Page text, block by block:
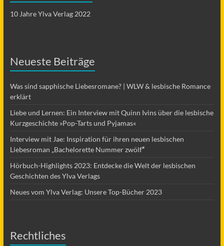
10 Jahre Ylva Verlag 2022
Neueste Beiträge
Was sind sapphische Liebesromane? | WLW & lesbische Romance
erklärt
Liebe und Lernen: Ein Interview mit Quinn Ivins über die lesbische
Kurzgeschichte »Pop-Tarts und Pyjamas«
Interview mit Jae: Inspiration für ihren neuen lesbischen
Liebesroman „Bachelorette Nummer zwölf“
Hörbuch-Highlights 2023: Entdecke die Welt der lesbischen
Geschichten des Ylva Verlags
Neues vom Ylva Verlag: Unsere Top-Bücher 2023
Rechtliches